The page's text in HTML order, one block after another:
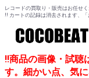
レコードの買取り・販売はお任せ
!! カートの記録は消去されます、
!!商品の画像・試聴
す。細かい点、気